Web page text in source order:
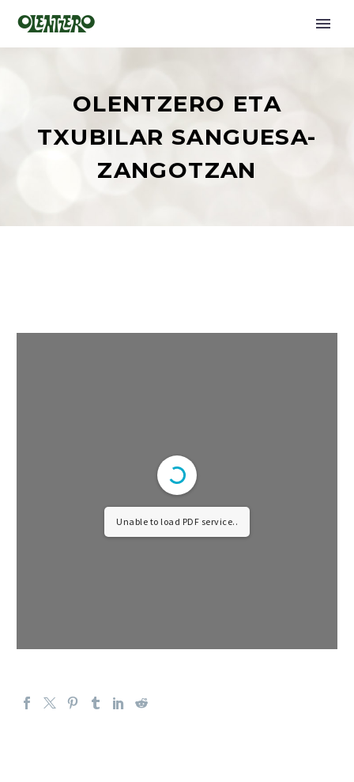
OLENTZERO ETA
TXUBILAR SANGUESA-
ZANGOTZAN
Unable to load PDF service..